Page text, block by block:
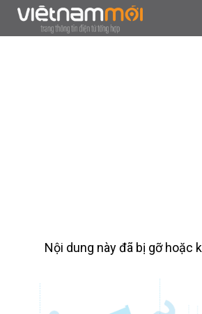
Nội dung này đã bị gỡ hoặc